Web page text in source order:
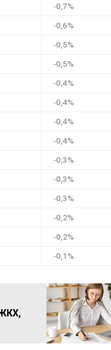
-0,7%
-0,6%
-0,5%
-0,5%
-0,4%
-0,4%
-0,4%
-0,4%
-0,3%
-0,3%
-0,3%
-0,2%
-0,2%
-0,1%